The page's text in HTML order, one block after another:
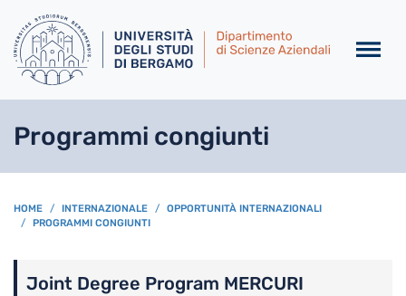
Programmi congiunti
BREADCRUMB
HOME INTERNAZIONALE
OPPORTUNITÀ INTERNAZIONALI
PROGRAMMI CONGIUNTI
Joint Degree Program MERCURI